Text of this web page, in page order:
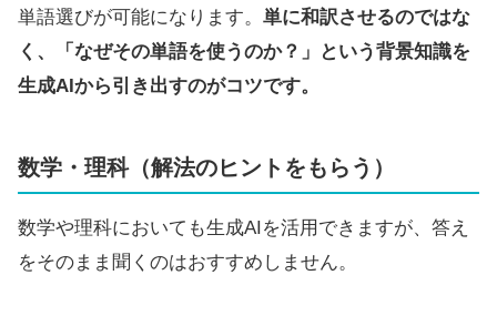
単語選びが可能になります。 単に和訳させるのではな
く、「なぜその単語を使うのか？」という背景知識を
生成AIから引き出すのがコツです。
数学・理科（解法のヒントをもらう）
数学や理科においても生成AIを活用できますが、答え
をそのまま聞くのはおすすめしません。